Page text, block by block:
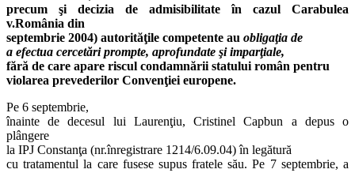
precum şi decizia de admisibilitate în cazul Carabulea
v.România din
septembrie 2004) autorităţile competente au obligaţia de
a efectua cercetări prompte, aprofundate şi imparţiale,
fără de care apare riscul condamnării statului român pentru
violarea prevederilor Convenţiei europene.
Pe 6 septembrie,
înainte de decesul lui Laurenţiu, Cristinel Capbun a depus o
plângere
la IPJ Constanţa (nr.înregistrare 1214/6.09.04) în legătură
cu tratamentul la care fusese supus fratele său. Pe 7 septembrie, a